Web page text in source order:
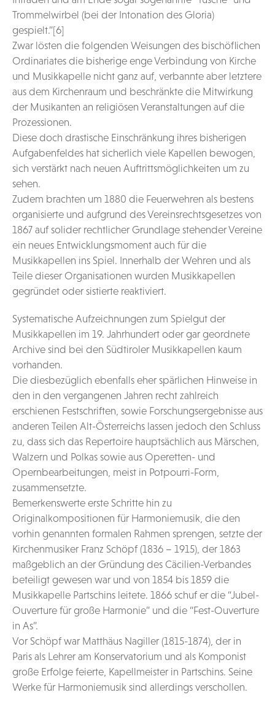
Trommelwirbel (bei der Intonation des Gloria)
gespielt.”[6]
Zwar lösten die folgenden Weisungen des bischöflichen
Ordinariates die bisherige enge Verbindung von Kirche
und Musikkapelle nicht ganz auf, verbannte aber letztere
aus dem Kirchenraum und beschränkte die Mitwirkung
der Musikanten an religiösen Veranstaltungen auf die
Prozessionen.
Diese doch drastische Einschränkung ihres bisherigen
Aufgabenfeldes hat sicherlich viele Kapellen bewogen,
sich verstärkt nach neuen Auftrittsmöglichkeiten um zu
sehen.
Zudem brachten um 1880 die Feuerwehren als bestens
organisierte und aufgrund des Vereinsrechtsgesetzes von
1867 auf solider rechtlicher Grundlage stehender Vereine
ein neues Entwicklungsmoment auch für die
Musikkapellen ins Spiel. Innerhalb der Wehren und als
Teile dieser Organisationen wurden Musikkapellen
gegründet oder sistierte reaktiviert.
Systematische Aufzeichnungen zum Spielgut der
Musikkapellen im 19. Jahrhundert oder gar geordnete
Archive sind bei den Südtiroler Musikkapellen kaum
vorhanden.
Die diesbezüglich ebenfalls eher spärlichen Hinweise in
den in den vergangenen Jahren recht zahlreich
erschienen Festschriften, sowie Forschungsergebnisse aus
anderen Teilen Alt-Österreichs lassen jedoch den Schluss
zu, dass sich das Repertoire hauptsächlich aus Märschen,
Walzern und Polkas sowie aus Operetten- und
Opernbearbeitungen, meist in Potpourri-Form,
zusammensetzte.
Bemerkenswerte erste Schritte hin zu
Originalkompositionen für Harmoniemusik, die den
vorhin genannten formalen Rahmen sprengen, setzte der
Kirchenmusiker Franz Schöpf (1836 – 1915), der 1863
maßgeblich an der Gründung des Cäcilien-Verbandes
beteiligt gewesen war und von 1854 bis 1859 die
Musikkapelle Partschins leitete. 1866 schuf er die “Jubel-
Ouverture für große Harmonie” und die “Fest-Ouverture
in As”.
Vor Schöpf war Matthäus Nagiller (1815-1874), der in
Paris als Lehrer am Konservatorium und als Komponist
große Erfolge feierte, Kapellmeister in Partschins. Seine
Werke für Harmoniemusik sind allerdings verschollen.